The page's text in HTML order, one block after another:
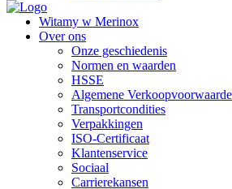
Witamy w Merinox
Over ons
Onze geschiedenis
Normen en waarden
HSSE
Algemene
Transportcondities
Verpakkingen
ISO-Certificaat
Klantenservice
Sociaal
Carrierekansen